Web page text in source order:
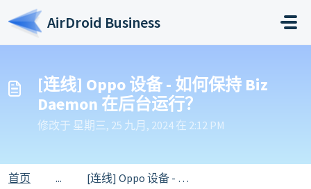
跳过至主要内容
AirDroid Business
[连线] Oppo 设备 - 如何保持 Biz
Daemon 在后台运行？
修改于 星期三, 25 九月, 2024 在 2:12 PM
首页 ... [连线] Oppo 设备 - 如何保持 Biz Daemon 在后台运行？